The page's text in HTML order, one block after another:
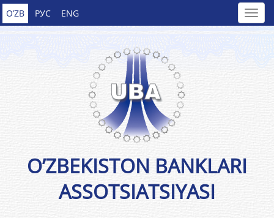
O’ZB РУС ENG
O’ZBEKISTON BANKLARI
ASSOTSIATSIYASI